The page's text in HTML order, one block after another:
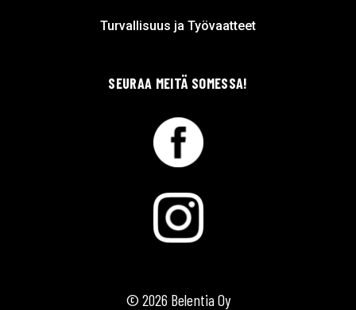
Turvallisuus ja Työvaatteet
SEURAA MEITÄ SOMESSA!
© 2026 Belentia Oy